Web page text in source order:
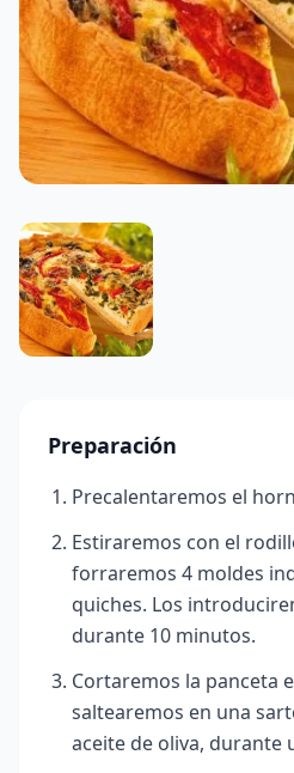
Preparación
Precalentaremos el
Estiraremos con el
forraremos 4 moldes
quiches. Los
durante 10 minutos.
Cortaremos la panceta
saltearemos en una
aceite de oliva, durante